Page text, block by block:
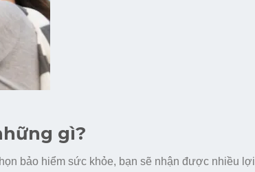
gì?
bảo hiểm sức khỏe, bạn sẽ nhận được nhiều lợi